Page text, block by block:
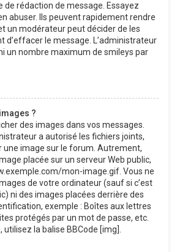
de rédaction de message. Essayez
abuser. Ils peuvent rapidement rendre
un modérateur peut décider de les
d’effacer le message. L’administrateur
un nombre maximum de smileys par
?
des images dans vos messages.
a autorisé les fichiers joints,
une image sur le forum. Autrement,
placée sur un serveur Web public,
mon-image.gif. Vous ne
de votre ordinateur (sauf si c’est
ni des images placées derrière des
exemple : Boîtes aux lettres
protégés par un mot de passe, etc.
utilisez la balise BBCode [img].